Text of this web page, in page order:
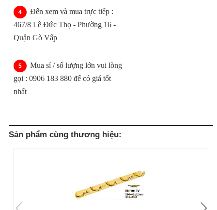
Đến xem và mua trực tiếp :
467/8 Lê Đức Thọ - Phường 16 -
Quận Gò Vấp
Mua sỉ / số lượng lớn vui lòng
gọi : 0906 183 880 để có giá tốt
nhất
Sản phẩm cùng thương hiệu: